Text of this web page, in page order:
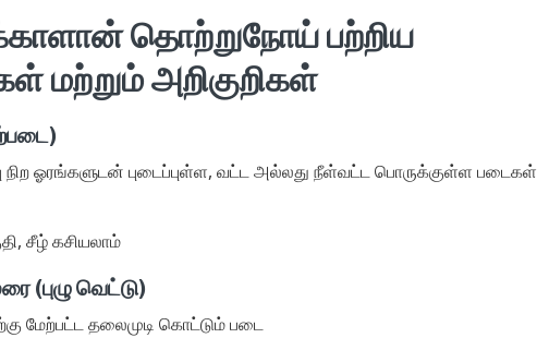
தொற்றுநோய் பற்றிய
மற்றும் அறிகுறிகள்
நிற ஓரங்களுடன் புடைப்புள்ள, வட்ட அல்லது நீள்வட்ட பொருக்குள்ள படைகள்
சீழ் கசியலாம்
(புழு வெட்டு)
மேற்பட்ட தலைமுடி கொட்டும் படை